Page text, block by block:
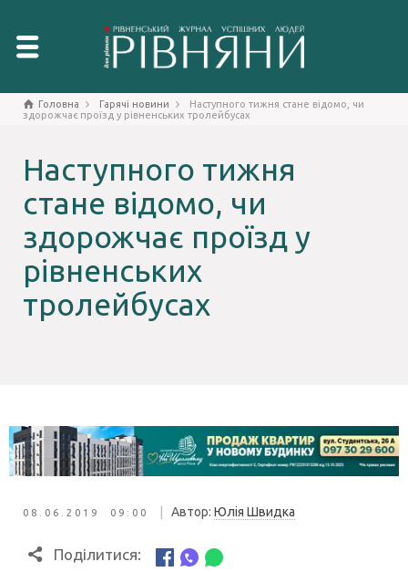
Головна Гарячі новини
Наступного тижня стане відомо, чи
здорожчає проїзд у рівненських тролейбусах
Наступного тижня
стане відомо, чи
здорожчає проїзд у
рівненських
тролейбусах
08.06.2019 09:00 Автор: Юлія Швидка
Поділитися: